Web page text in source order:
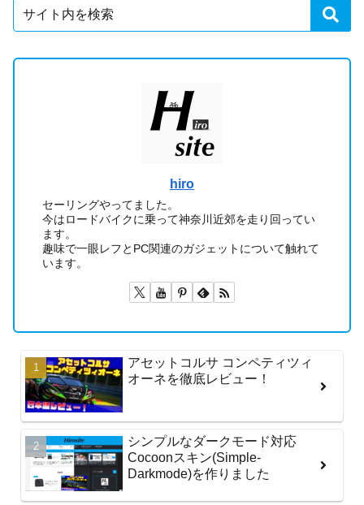
hiro
セーリングやってました。
今はロードバイクに乗って神奈川近郊を走り回ってい
ます。
趣味で一眼レフとPC関連のガジェットについて触れて
います。
アセットコルサ コンペティツィ
オーネを徹底レビュー！
シンプルなダークモード対応
Cocoonスキン(Simple-
Darkmode)を作りました